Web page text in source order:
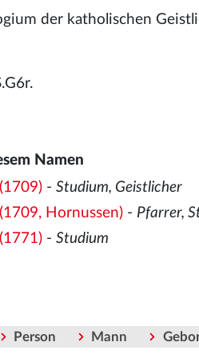
der katholischen
Namen
-Studium, Geistlicher
Hornussen) - Pfarrer,
-Studium
Person Mann